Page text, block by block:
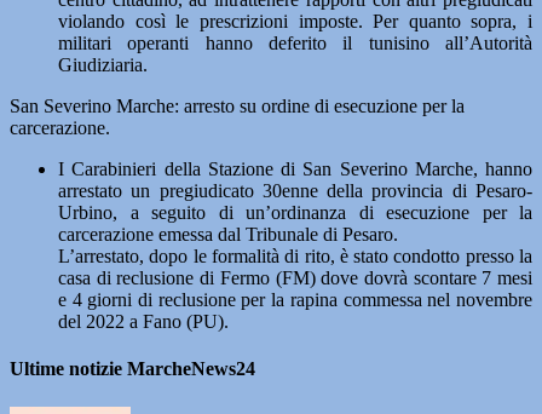
violando così le prescrizioni imposte. Per quanto sopra, i
militari operanti hanno deferito il tunisino all’Autorità
Giudiziaria.
San Severino Marche: arresto su ordine di esecuzione per la
carcerazione.
I Carabinieri della Stazione di San Severino Marche, hanno
arrestato un pregiudicato 30enne della provincia di Pesaro-
Urbino, a seguito di un’ordinanza di esecuzione per la
carcerazione emessa dal Tribunale di Pesaro.
L’arrestato, dopo le formalità di rito, è stato condotto presso la
casa di reclusione di Fermo (FM) dove dovrà scontare 7 mesi
e 4 giorni di reclusione per la rapina commessa nel novembre
del 2022 a Fano (PU).
Ultime notizie MarcheNews24